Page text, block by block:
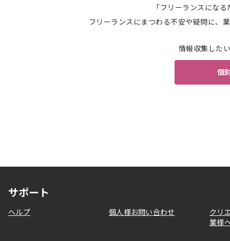
「フリーランスにな
フリーランスにまつわる不安や疑問に、
情報収集した
個
サポート
ヘルプ 個人様お問い合わせ
クリ
業様